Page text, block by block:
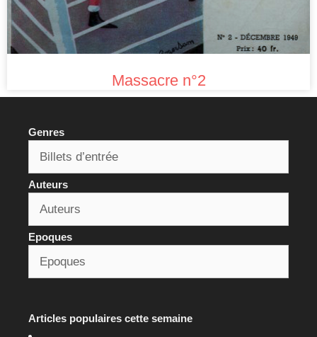
Massacre n°2
Genres
Auteurs
Epoques
Articles populaires cette semaine